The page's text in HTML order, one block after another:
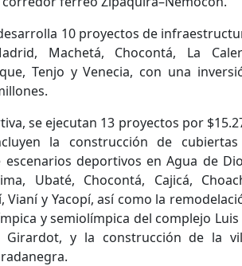
10 proyectos de
Machetá, Chocontá, La
Tenjo y Venecia, con una
se ejecutan 13 proyectos por
la construcción de
deportivos en Agua de
Ubaté, Chocontá, Cajicá,
Vianí y Yacopí, así como la
y semiolímpica del complejo Luis
Girardot, y la construcción de la